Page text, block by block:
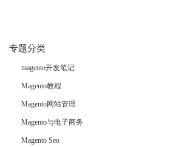
专题分类
magento开发笔记
Magento教程
Magento网站管理
Magento与电子商务
Magento Seo